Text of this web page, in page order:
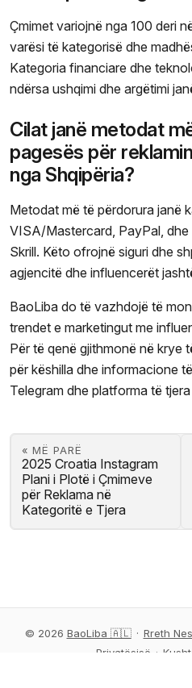
Çmimet variojnë nga 100 deri
varësi të kategorisë dhe
Kategoria financiare dhe
ndërsa ushqimi dhe argëtimi
Cilat janë metodat
pagesës për
nga Shqipëria?
Metodat më të përdorura janë
VISA/Mastercard, PayPal,
Skrill. Këto ofrojnë siguri dhe
agjencitë dhe influencerët
BaoLiba do të vazhdojë të
trendet e marketingut me
Për të qenë gjithmonë në krye
për këshilla dhe informacione
Telegram dhe platforma të
« MË PARË
2025 Croatia Instagram
Plani i Plotë i Çmimeve
për Reklama në
Kategoritë e Tjera
© 2026 BaoLiba 🇦🇱 · Rreth
Privatësisë ·